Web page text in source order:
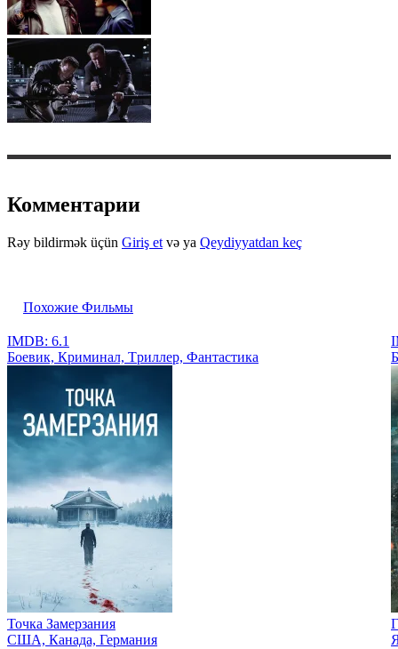
Комментарии
Rəy bildirmək üçün Giriş et və ya Qeydiyyatdan keç
Похожие Фильмы
IMDB: 6.1
Боевик, Криминал, Tриллер, Фантастика
Точка Замерзания
США, Канада, Германия